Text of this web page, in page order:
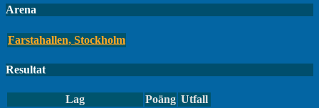
Arena
Farstahallen, Stockholm
Resultat
Lag Poäng Utfall